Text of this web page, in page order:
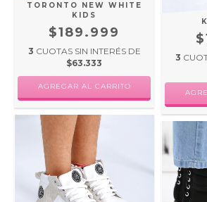
TORONTO NEW WHITE
KIDS
$189.999
3 CUOTAS SIN INTERÉS DE
$63.333
AGREGAR AL CARRITO
3